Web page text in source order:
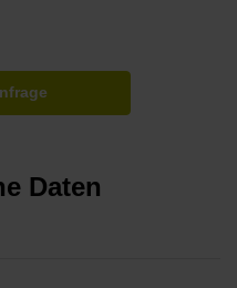
Daten